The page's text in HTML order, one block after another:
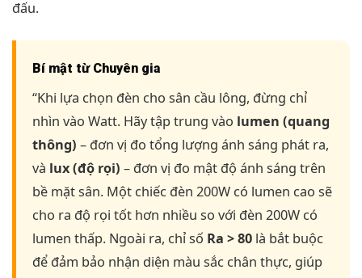
đấu.
Bí mật từ Chuyên gia
“Khi lựa chọn đèn cho sân cầu lông, đừng chỉ
nhìn vào Watt. Hãy tập trung vào lumen (quang
thông) – đơn vị đo tổng lượng ánh sáng phát ra,
và lux (độ rọi) – đơn vị đo mật độ ánh sáng trên
bề mặt sân. Một chiếc đèn 200W có lumen cao sẽ
cho ra độ rọi tốt hơn nhiều so với đèn 200W có
lumen thấp. Ngoài ra, chỉ số Ra > 80 là bắt buộc
để đảm bảo nhận diện màu sắc chân thực, giúp